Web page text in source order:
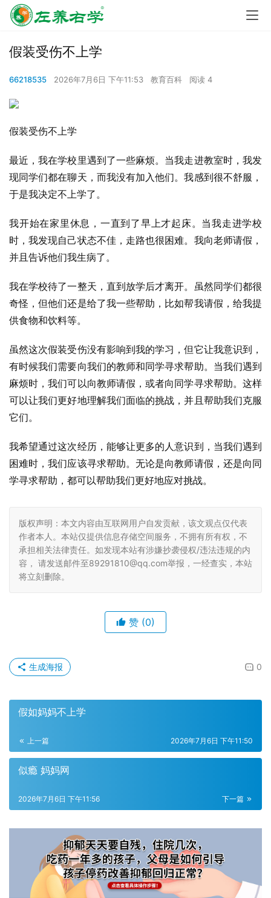
假装受伤不上学
66218535 2026年7月6日 下午11:53 教育百科 阅读 4
假装受伤不上学
最近，我在学校里遇到了一些麻烦。当我走进教室时，我发
现同学们都在聊天，而我没有加入他们。我感到很不舒服，
于是我决定不上学了。
我开始在家里休息，一直到了早上才起床。当我走进学校
时，我发现自己状态不佳，走路也很困难。我向老师请假，
并且告诉他们我生病了。
我在学校待了一整天，直到放学后才离开。虽然同学们都很
奇怪，但他们还是给了我一些帮助，比如帮我请假，给我提
供食物和饮料等。
虽然这次假装受伤没有影响到我的学习，但它让我意识到，
有时候我们需要向我们的教师和同学寻求帮助。当我们遇到
麻烦时，我们可以向教师请假，或者向同学寻求帮助。这样
可以让我们更好地理解我们面临的挑战，并且帮助我们克服
它们。
我希望通过这次经历，能够让更多的人意识到，当我们遇到
困难时，我们应该寻求帮助。无论是向教师请假，还是向同
学寻求帮助，都可以帮助我们更好地应对挑战。
版权声明：本文内容由互联网用户自发贡献，该文观点仅代表
作者本人。本站仅提供信息存储空间服务，不拥有所有权，不
承担相关法律责任。如发现本站有涉嫌抄袭侵权/违法违规的内
容， 请发送邮件至89291810@qq.com举报，一经查实，本站
将立刻删除。
赞 (0)
0
生成海报
假如妈妈不上学
上一篇 2026年7月6日 下午11:50
似瘾 妈妈网
下一篇
2026年7月6日 下午11:56